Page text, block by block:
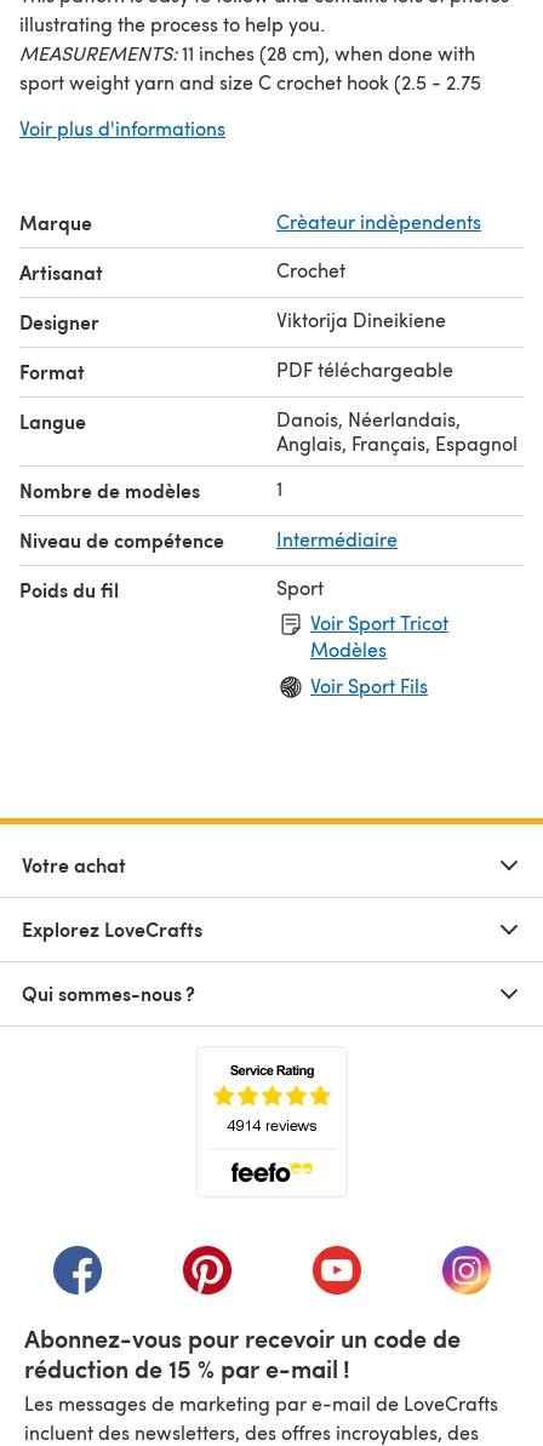
illustrating the process to help you.
MEASUREMENTS:11 inches (28 cm), when done with
sport weight yarn and size C crochet hook (2.5 - 2.75
of hook and yarn you use.
Size C crochet hook (2.5-2.75 mm),
Sewing needle,
Polyester stuffing
You are welcome to sell your finished items made from
my crochet patterns. If you sell your work online, please
indicate Lovely Baby Gift as a designer of this pattern.
Rewriting, reselling or copying the pattern itself is
prohibited.
Voir plus d'informations
Marque Crèateur indèpendents
Artisanat Crochet
Designer Viktorija Dineikiene
Format PDF téléchargeable
Langue
Danois, Néerlandais,
Anglais, Français, Espagnol
Nombre de modèles 1
Niveau de compétence Intermédiaire
Poids du fil
Sport
Voir Sport Tricot
Modèles
Voir Sport Fils
Votre achat
Explorez LoveCrafts
Qui sommes-nous ?
(s'ouvre dans un nouvel onglet)
(s'ouvre dans un nouvel onglet)
(s'ouvre dans un(s'ouvre
Abonnez-vous pour recevoir un code de
réduction de 15 % par e-mail !
Les messages de marketing par e-mail de LoveCrafts
incluent des newsletters, des offres incroyables, des